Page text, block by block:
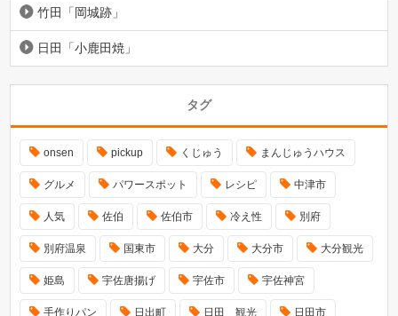
竹田「岡城跡」
日田「小鹿田焼」
タグ
onsen pickup くじゅう まんじゅうハウス
グルメ パワースポット レシピ 中津市
人気 佐伯 佐伯市 冷え性 別府
別府温泉 国東市 大分 大分市 大分観光
姫島 宇佐唐揚げ 宇佐市 宇佐神宮
手作りパン 日出町 日田 観光 日田市